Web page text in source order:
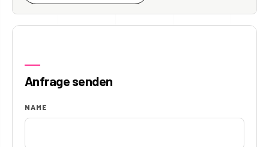
Anfrage senden
NAME